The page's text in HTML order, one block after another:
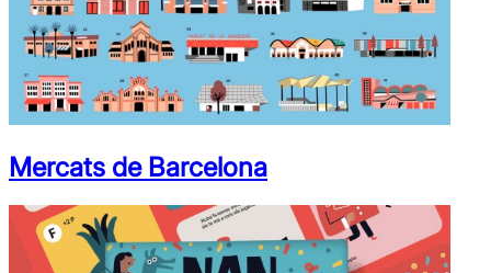
Mercats de Barcelona